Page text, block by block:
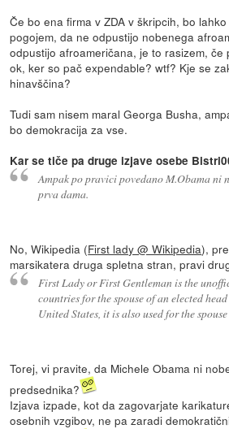
Če bo ena firma v ZDA v škripcih, bo
pogojem, da ne odpustijo nobenega
odpustijo afroameričana, je to rasizem,
ok, ker so pač expendable? wtf? Kje se
hinavščina?
Tudi sam nisem maral Georga Busha,
bo demokracija za vse.
Kar se tiče pa druge izjave osebe
Ampak po pravici povedano M.Obama ni
prva dama.
No, Wikipedia (First lady @ Wikipedia),
marsikatera druga spletna stran, pravi
First Lady or First Gentleman is the
countries for the spouse of an elected
United States, it is also used for the
Torej, vi pravite, da Michele Obama ni
predsednika?
Izjava izpade, kot da zagovarjate
osebnih vzgibov, ne pa zaradi